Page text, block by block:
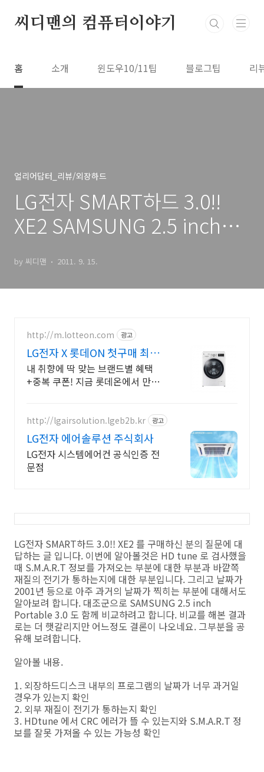
씨디맨의 컴퓨터이야기
홈 소개 윈도우10/11팁 블로그팁 리
얼리어답터_리뷰/외장하드
LG전자 SMART하드 3.0!!
XE2 SAMSUNG 2.5 inch
지 확인
by 씨디맨 2011. 9. 15.
http://m.lotteon.com 광고
LG전자 X 롯데ON 첫구매 최대
5천원 혜택!
내 취향에 딱 맞는 브랜드별 혜택
+중복 쿠폰! 지금 롯데온에서 만나
http://lgairsolution.lgeb2b.kr 광고
LG전자 에어솔루션 주식회사
LG전자 시스템에어컨 공식인증 전
문점
LG전자 SMART하드 3.0!! XE2 를 구매하신 분의 질문에 대
답하는 글 입니다. 이번에 알아볼것은 HD tune 로 검사했을
때 S.M.A.R.T 정보를 가져오는 부분에 대한 부분과 바깥쪽
재질의 전기가 통하는지에 대한 부분입니다. 그리고 날짜가
2001년 등으로 아주 과거의 날짜가 찍히는 부분에 대해서도
알아보려 합니다. 대조군으로 SAMSUNG 2.5 inch
Portable 3.0 도 함께 비교하려고 합니다. 비교를 해본 결과
로는 더 햇갈리지만 어느정도 결론이 나오네요. 그부분을 공
유해 보려합니다.
알아볼 내용.
1. 외장하드디스크 내부의 프로그램의 날짜가 너무 과거일
경우가 있는지 확인
2. 외부 재질이 전기가 통하는지 확인
3. HDtune 에서 CRC 에러가 뜰 수 있는지와 S.M.A.R.T 정
보를 잘못 가져올 수 있는 가능성 확인